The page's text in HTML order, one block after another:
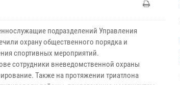
подразделений Управления
охрану общественного порядка и
спортивных мероприятий.
сотрудники вневедомственной охраны
Также на протяжении триатлона